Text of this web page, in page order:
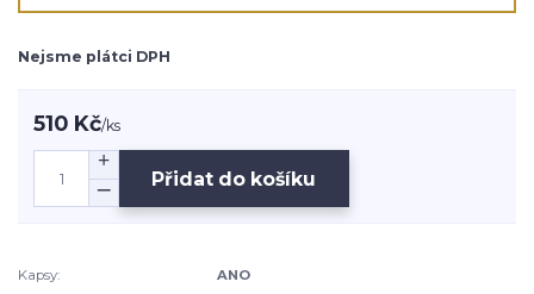
Nejsme plátci DPH
510 Kč/ks
Přidat do košíku
Kapsy: ANO